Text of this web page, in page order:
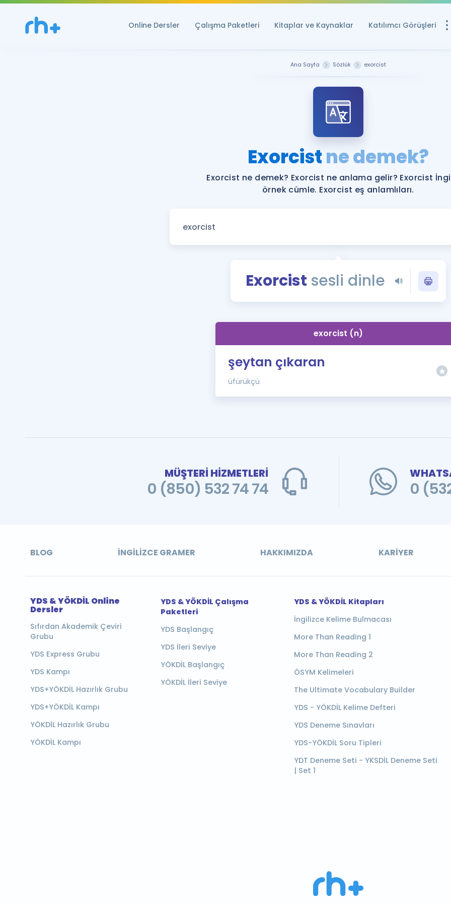
Online Dersler Çalışma Paketleri Kitaplar ve Kaynaklar Katılımcı Görüşleri
YDS ve YÖKDİL
Rehberlik Aracı
YDS ve YÖKDİL'e
Tüm ÖSYM
YDS - YÖKDİL
İngilizce Gramer
Ana Sayfa Sözlük exorcist
Exorcistne demek?
Exorcist ne demek? Exorcist ne anlama gelir? Exorcist
örnek cümle. Exorcist eş anlamlıları.
Exorcist sesli dinle
exorcist (n)
şeytan çıkaran
üfürükçü
MÜŞTERİ HİZMETLERİ
0 (850) 532 74 74 0
BLOG İNGILIZCE GRAMER HAKKIMIZDA KARIYER
YDS & YÖKDİL Online
Dersler
Sıfırdan Akademik Çeviri
Grubu
YDS Express Grubu
YDS Kampı
YDS+YÖKDİL Hazırlık Grubu
YDS+YÖKDİL Kampı
YÖKDİL Hazırlık Grubu
YÖKDİL Kampı
YDS & YÖKDİL Çalışma
Paketleri
YDS Başlangıç
YDS İleri Seviye
YÖKDİL Başlangıç
YÖKDİL İleri Seviye
YDS & YÖKDİL Kitapları
İngilizce Kelime Bulmacası
More Than Reading 1
More Than Reading 2
ÖSYM Kelimeleri
The Ultimate Vocabulary Builder
YDS - YÖKDİL Kelime Defteri
YDS Deneme Sınavları
YDS-YÖKDİL Soru Tipleri
YDT Deneme Seti - YKSDİL Deneme Seti
| Set 1